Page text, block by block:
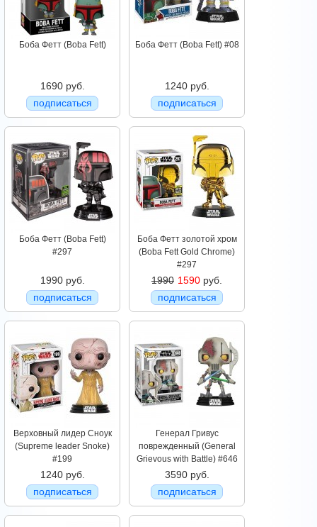
Боба Фетт (Boba Fett)
1690 руб.
подписаться
Боба Фетт (Boba Fett) #08
1240 руб.
подписаться
Боба Фетт (Boba Fett)
#297
1990 руб.
подписаться
Боба Фетт золотой хром
(Boba Fett Gold Chrome)
#297
1990 1590 руб.
подписаться
Верховный лидер Сноук
(Supreme leader Snoke)
#199
1240 руб.
подписаться
Генерал Гривус
поврежденный (General
Grievous with Battle) #646
3590 руб.
подписаться